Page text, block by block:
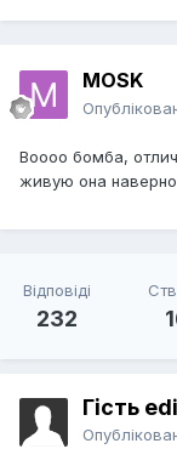
MOSK
Воооо бомба,
живую она
Відповіді
232
Гість